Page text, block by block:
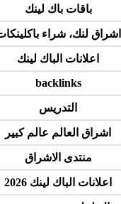
باقات باك لينك
اشراق لنك، شراء باكلينكات
اعلانات الباك لينك
backlinks
التدريس
اشراق العالم عالم كبير
منتدى الاشراق
اعلانات الباك لينك 2026